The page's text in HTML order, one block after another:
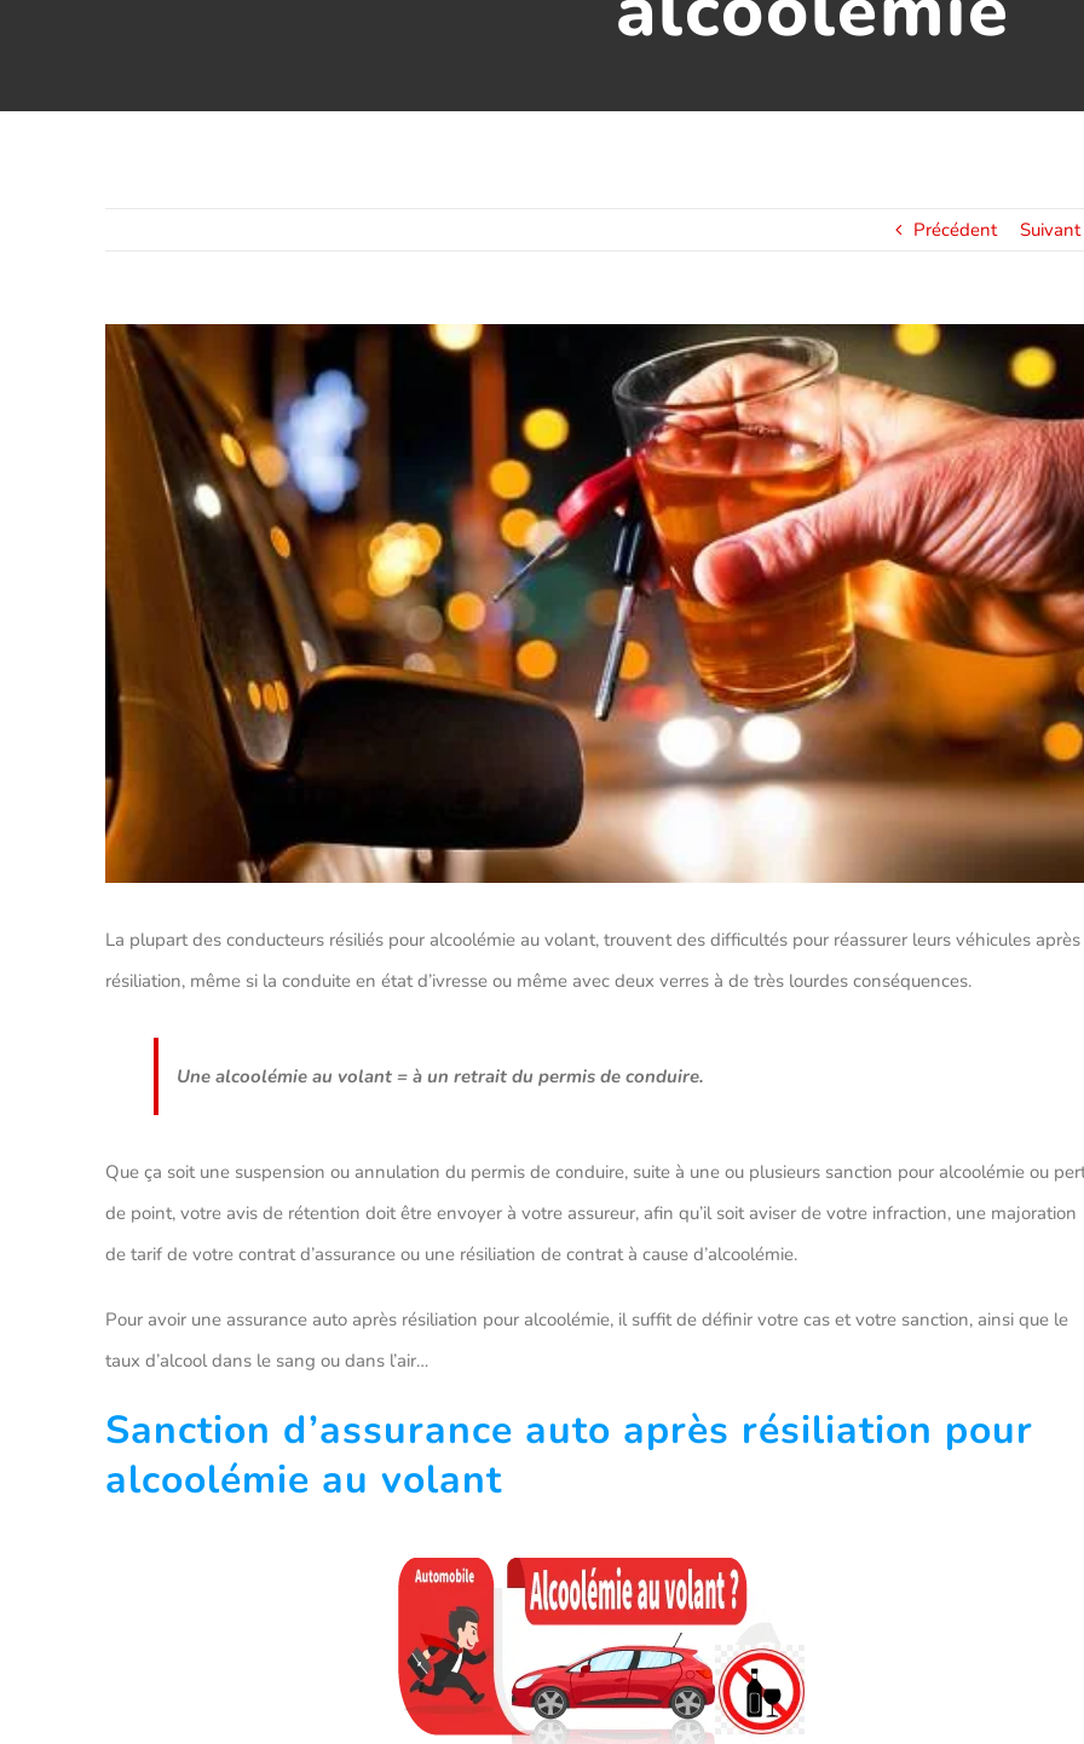
Précédent Suivant
Voir
l'image
agrandie
La plupart des conducteurs résiliés pour alcoolémie au volant, trouvent des difficultés pour réassurer leurs véhicules après
résiliation, même si la conduite en état d’ivresse ou même avec deux verres à de très lourdes conséquences.
Une alcoolémie au volant = à un retrait du permis de conduire.
Que ça soit une suspension ou annulation du permis de conduire, suite à une ou plusieurs sanction pour alcoolémie ou
de point, votre avis de rétention doit être envoyer à votre assureur, afin qu’il soit aviser de votre infraction, une majoration
de tarif de votre contrat d’assurance ou une résiliation de contrat à cause d’alcoolémie.
Pour avoir une assurance auto après résiliation pour alcoolémie, il suffit de définir votre cas et votre sanction, ainsi que le
taux d’alcool dans le sang ou dans l’air…
Sanction d’assurance auto après résiliation pour
alcoolémie au volant